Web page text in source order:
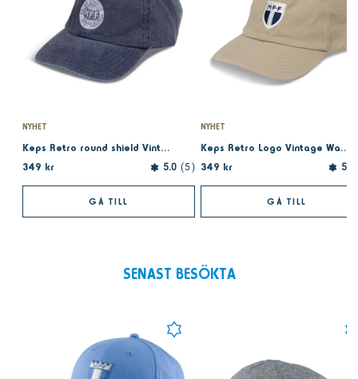
NYHET
Keps Retro round shield Vintage Washed navy Dad Cap
349 kr
5.0 5
GÅ TILL
NYHET
Keps Retro Logo Vintage Washed beige Dad Cap
349 kr
5.0
GÅ TILL
SENAST BESÖKTA